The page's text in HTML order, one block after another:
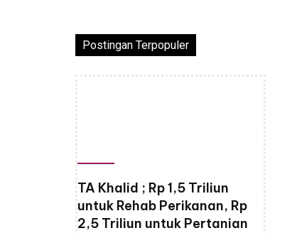
Postingan Terpopuler
TA Khalid ; Rp 1,5 Triliun
untuk Rehab Perikanan, Rp
2,5 Triliun untuk Pertanian